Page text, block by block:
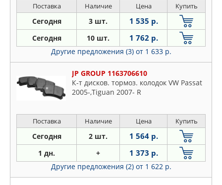
Поставка Наличие Цена Купить
Сегодня 3 шт. 1 535 р.
Сегодня 10 шт. 1 762 р.
Другие предложения (3) от 1 633 р.
JP GROUP 1163706610
К-т дисков. тормоз. колодок VW Passat
2005-,Tiguan 2007- R
Поставка Наличие Цена Купить
Сегодня 2 шт. 1 564 р.
1 дн. + 1 373 р.
Другие предложения (2) от 1 622 р.